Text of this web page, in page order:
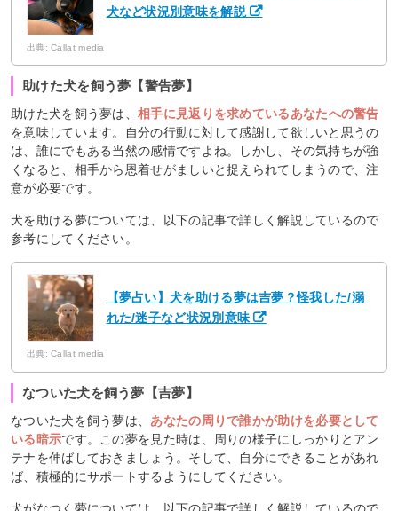
犬など状況別意味を解説
出典: Callat media
助けた犬を飼う夢【警告夢】
助けた犬を飼う夢は、相手に見返りを求めているあなたへの警告
を意味しています。自分の行動に対して感謝して欲しいと思うの
は、誰にでもある当然の感情ですよね。しかし、その気持ちが強
くなると、相手から恩着せがましいと捉えられてしまうので、注
意が必要です。
犬を助ける夢については、以下の記事で詳しく解説しているので
参考にしてください。
【夢占い】犬を助ける夢は吉夢？怪我した/溺
れた/迷子など状況別意味
出典: Callat media
なついた犬を飼う夢【吉夢】
なついた犬を飼う夢は、 あなたの周りで誰かが助けを必要として
いる暗示です。この夢を見た時は、周りの様子にしっかりとアン
テナを伸ばしておきましょう。そして、自分にできることがあれ
ば、積極的にサポートするようにしてください。